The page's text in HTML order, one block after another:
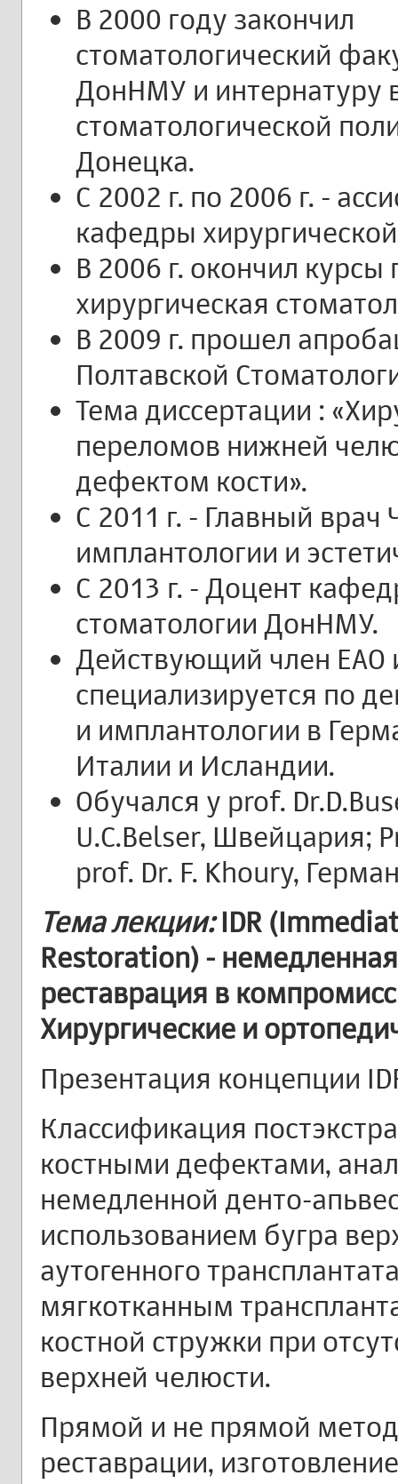
В 2000 году закончил
стоматологический
ДонНМУ и интернатуру
стоматологической
Донецка.
С 2002 г. по 2006 г. -
кафедры
В 2006 г. окончил
хирургическая
В 2009 г. прошел
Полтавской
Тема диссертации :
переломов нижней
дефектом кости».
С 2011 г. - Главный врач
имплантологии и
С 2013 г. - Доцент
стоматологии ДонНМУ.
Действующий член ЕАО
специализируется по
и имплантологии в
Италии и Исландии.
Обучался у prof.
U.C.Belser, Швейцария;
prof. Dr. F. Khoury,
Тема лекции:IDR
Restoration) -
реставрация в
Хирургические и
Презентация концепции
Классификация
костными дефектами,
немедленной денто-
использованием бугра
аутогенного
мягкотканным
костной стружки при
верхней челюсти.
Прямой и не прямой
реставрации,